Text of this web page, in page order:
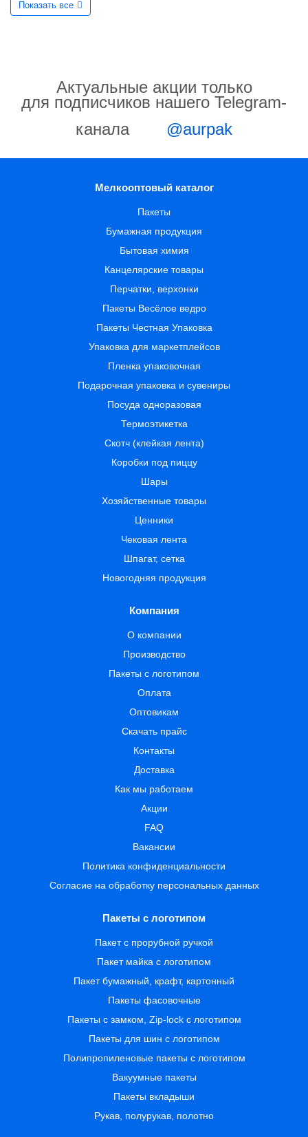
Показать все
Актуальные акции только
для подписчиков нашего Telegram-
канала
@aurpak
Мелкооптовый каталог
Пакеты
Бумажная продукция
Бытовая химия
Канцелярские товары
Перчатки, верхонки
Пакеты Весёлое ведро
Пакеты Честная Упаковка
Упаковка для маркетплейсов
Пленка упаковочная
Подарочная упаковка и сувениры
Посуда одноразовая
Термоэтикетка
Скотч (клейкая лента)
Коробки под пиццу
Шары
Хозяйственные товары
Ценники
Чековая лента
Шпагат, сетка
Новогодняя продукция
Компания
О компании
Производство
Пакеты с логотипом
Оплата
Оптовикам
Скачать прайс
Контакты
Доставка
Как мы работаем
Акции
FAQ
Вакансии
Политика конфиденциальности
Согласие на обработку персональных данных
Пакеты с логотипом
Пакет с прорубной ручкой
Пакет майка с логотипом
Пакет бумажный, крафт, картонный
Пакеты фасовочные
Пакеты с замком, Zip-lock с логотипом
Пакеты для шин с логотипом
Полипропиленовые пакеты с логотипом
Вакуумные пакеты
Пакеты вкладыши
Рукав, полурукав, полотно